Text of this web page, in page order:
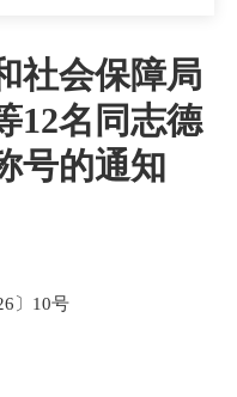
社会保障局
12名同志德
号的通知
〕10号